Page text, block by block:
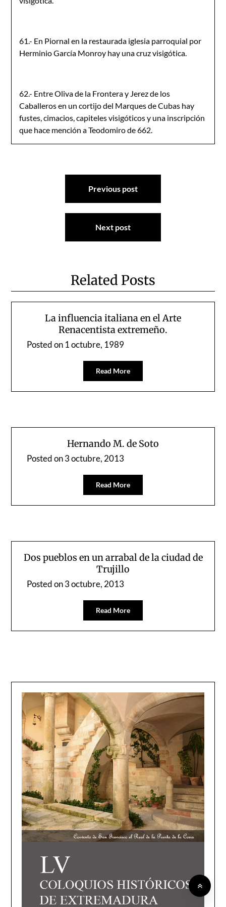
61.- En Piornal en la restaurada iglesia parroquial por
Herminio García Monroy hay una cruz visigótica.
62.- Entre Oliva de la Frontera y Jerez de los
Caballeros en un cortijo del Marques de Cubas hay
fustes, cimacios, capiteles visigóticos y una inscripción
que hace mención a Teodomiro de 662.
Navegación
entradas
Previous post
Next post
Related Posts
La influencia italiana en el Arte
Renacentista extremeño.
Posted on1 octubre, 1989
Read More
Hernando M. de Soto
Posted on3 octubre, 2013
Read More
Dos pueblos en un arrabal de la ciudad de
Trujillo
Posted on3 octubre, 2013
Read More